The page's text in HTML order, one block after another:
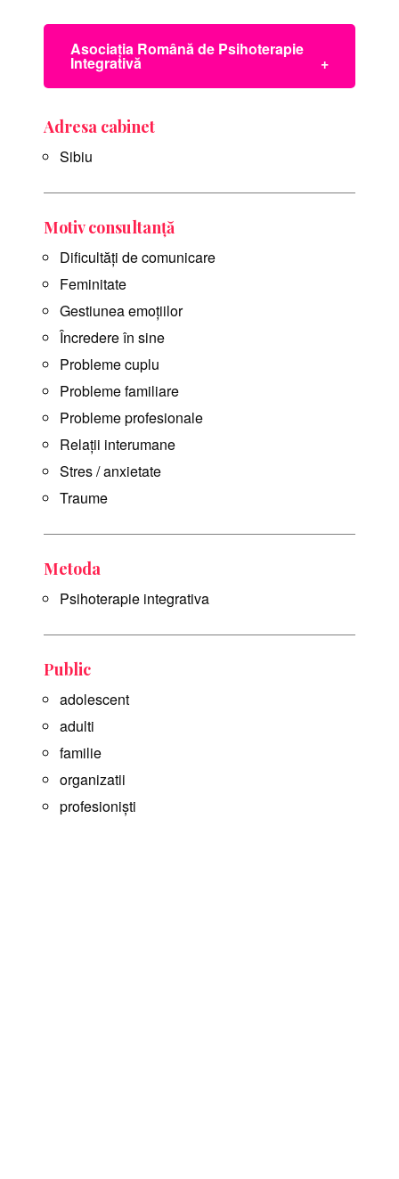
Asociația Română de Psihoterapie
Integrativă
Psihoterapia integrativă abordează în
mod holistic omul și vindecarea, luând în
considerare toate dimensiunile ființei
îmbină metode de lucru și teorii
psihologice specifice mai multor
orientări terapeutice, punând accent pe
relația terapeutică ca element principal
al schimbării.
Adresa cabinet
Sibiu
Motiv consultanță
Dificultăți de comunicare
Feminitate
Gestiunea emoțiilor
Încredere în sine
Probleme cuplu
Probleme familiare
Probleme profesionale
Relații interumane
Stres / anxietate
Traume
Metoda
Psihoterapie integrativa
Public
adolescent
adulti
familie
organizatii
profesioniști